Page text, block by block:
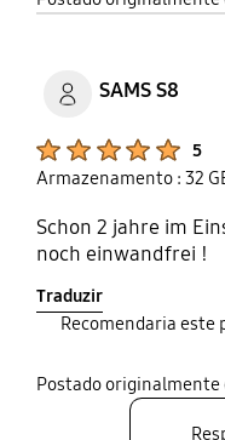
SAMS S8
5
Armazenamento : 32
Schon 2 jahre im
noch einwandfrei !
Traduzir
Recomendaria este
Postado originalmente